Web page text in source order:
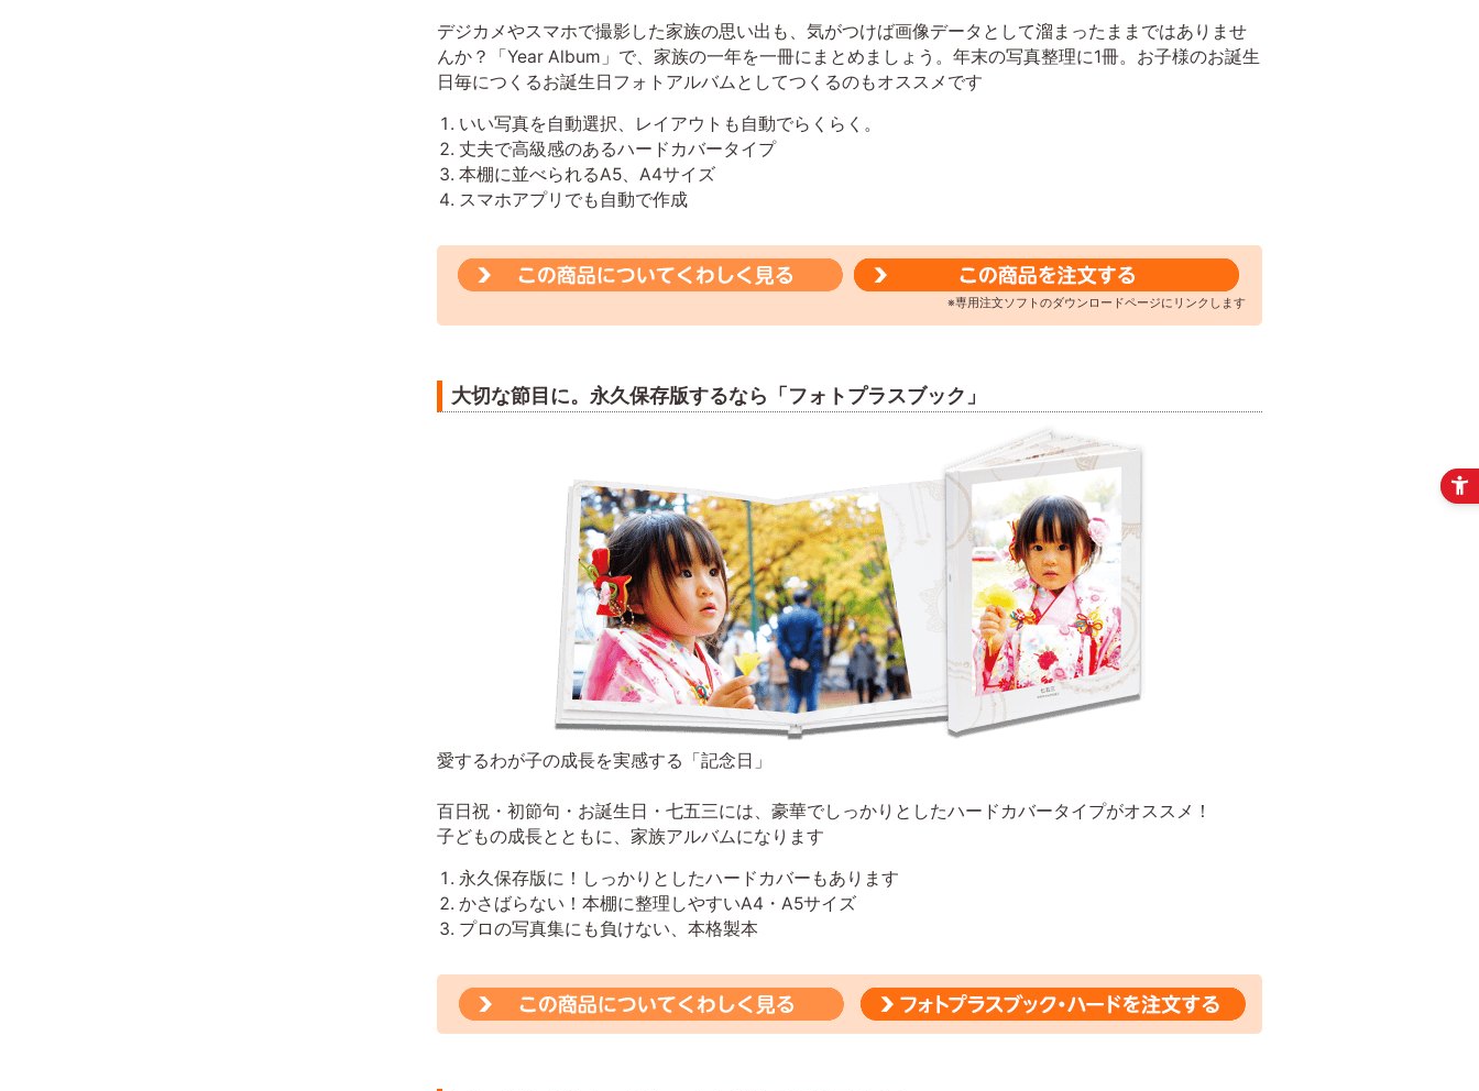
デジカメやスマホで撮影した家族の思い出も、気がつけば画像データとして溜まったままではありませ
んか？「Year Album」で、家族の一年を一冊にまとめましょう。年末の写真整理に1冊。お子様のお誕生
日毎につくるお誕生日フォトアルバムとしてつくるのもオススメです
いい写真を自動選択、レイアウトも自動でらくらく。
丈夫で高級感のあるハードカバータイプ
本棚に並べられるA5、A4サイズ
スマホアプリでも自動で作成
※専用注文ソフトのダウンロードページにリンクします
大切な節目に。永久保存版するなら「フォトプラスブック」
愛するわが子の成長を実感する「記念日」
百日祝・初節句・お誕生日・七五三には、豪華でしっかりとしたハードカバータイプがオススメ！
子どもの成長とともに、家族アルバムになります
永久保存版に！しっかりとしたハードカバーもあります
かさばらない！本棚に整理しやすいA4・A5サイズ
プロの写真集にも負けない、本格製本